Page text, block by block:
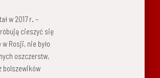
w 2017 r. –
cieszyć się
Rosji, nie było
oszczerstw,
bolszewików